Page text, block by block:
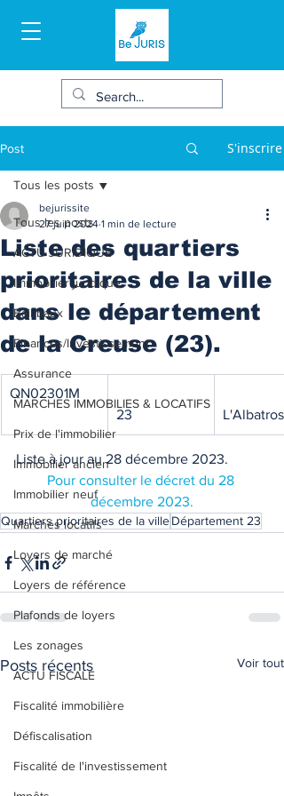
Post S'inscrire
Tous les posts
ACTU JURIDIQUE
Immobilier juridique
Bail/baux
Finances/Investissement
Assurance
MARCHES IMMOBILIES & LOCATIFS
Prix de l'immobilier
Immobilier ancien
Immobilier neuf
Marchés locatifs
Loyers de marché
Loyers de référence
Plafonds de loyers
Les zonages
ACTU FISCALE
Fiscalité immobilière
Défiscalisation
Fiscalité de l'investissement
Tous les posts
Liste des quartiers
prioritaires de la ville
dans le département
de la Creuse (23).
bejurissite
27 juin 2024 1 min de lecture
QN02301M
23
L'Albatros
Liste à jour au 28 décembre 2023.
Pour consulter le décret du 28
décembre 2023.
Quartiers prioritaires de la villeDépartement 23
Posts récents Voir tout